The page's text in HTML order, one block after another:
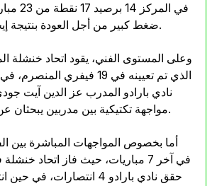
في
ضغط كبير من أجل العودة بنتيجة إيجابية تنقذ موسمه.
وعلى المستوى الفني، يقود اتحاد خنشلة
الذي تم تعيينه في 19 فيفري
نادي بارادو المدرب عز الدين آيت
مواجهة تكتيكية بين مدربين يبحثان عن نتيجة تعزز الثقة.
أما بخصوص المواجهات المباشرة بين
في آخر 7 مباريات، حيث فاز اتحاد
حقق نادي بارادو 4 انتصارات،